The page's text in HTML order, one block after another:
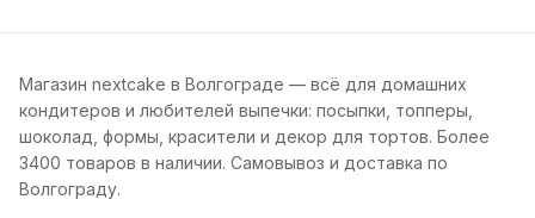
Магазин nextcake в Волгограде — всё для домашних
кондитеров и любителей выпечки: посыпки, топперы,
шоколад, формы, красители и декор для тортов. Более
3400 товаров в наличии. Самовывоз и доставка по
Волгограду.